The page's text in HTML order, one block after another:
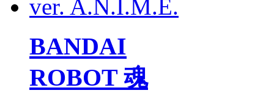
BANDAI
ROBOT 魂